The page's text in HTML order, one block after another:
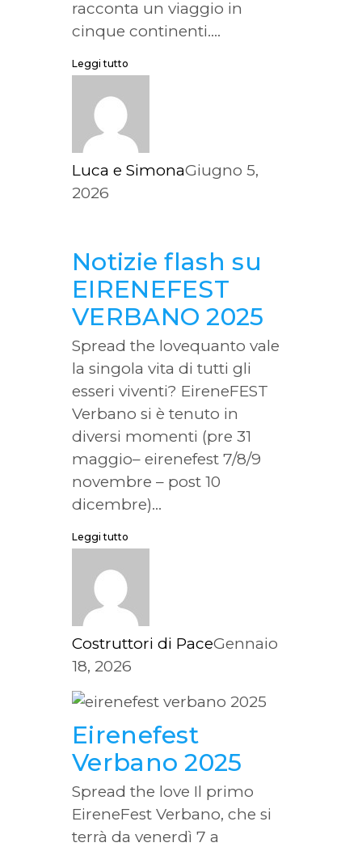
racconta un viaggio in
cinque continenti....
Leggi tutto
Luca e SimonaGiugno 5,
2026
Notizie flash su
EIRENEFEST
VERBANO 2025
Spread the lovequanto vale
la singola vita di tutti gli
esseri viventi? EireneFEST
Verbano si è tenuto in
diversi momenti (pre 31
maggio– eirenefest 7/8/9
novembre – post 10
dicembre)...
Leggi tutto
Costruttori di PaceGennaio
18, 2026
Eirenefest
Verbano 2025
Spread the love Il primo
EireneFest Verbano, che si
terrà da venerdì 7 a